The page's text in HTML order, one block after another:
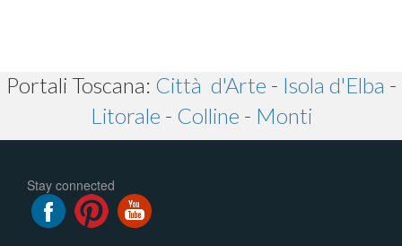
Portali Toscana: Città d'Arte - Isola d'Elba -
Litorale - Colline - Monti
Stay connected